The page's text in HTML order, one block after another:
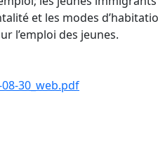
et les modes
l’emploi des jeunes.
30_web.pdf